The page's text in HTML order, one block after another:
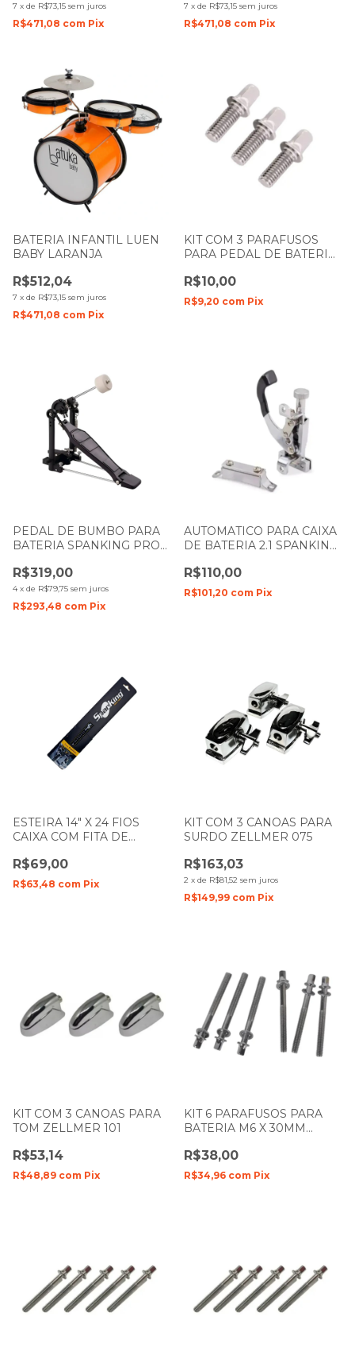
7 x de R$73,15 sem juros
R$471,08 com Pix
7 x de R$73,15 sem juros
R$471,08 com Pix
BATERIA INFANTIL LUEN
BABY LARANJA
R$512,04
7 x de R$73,15 sem juros
R$471,08 com Pix
KIT COM 3 PARAFUSOS
PARA PEDAL DE BATERIA
R$10,00
R$9,20 com Pix
PEDAL DE BUMBO PARA
BATERIA SPANKING PRO
R$319,00
4 x de R$79,75 sem juros
R$293,48 com Pix
AUTOMATICO PARA CAIXA
DE BATERIA 2.1 SPANKING
R$110,00
R$101,20 com Pix
ESTEIRA 14" X 24 FIOS
CAIXA COM FITA DE
SPANKING 891
R$69,00
R$63,48 com Pix
KIT COM 3 CANOAS PARA
SURDO ZELLMER 075
R$163,03
2 x de R$81,52 sem juros
R$149,99 com Pix
KIT COM 3 CANOAS PARA
TOM ZELLMER 101
R$53,14
R$48,89 com Pix
KIT 6 PARAFUSOS PARA
BATERIA M6 X 30MM
R$38,00
R$34,96 com Pix